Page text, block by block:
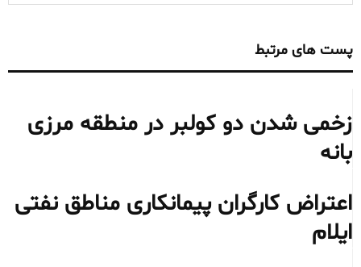
پست های مرتبط
زخمی شدن دو کولبر در منطقه مرزی
بانه
اعتراض کارگران پیمانکاری مناطق نفتی
ایلام